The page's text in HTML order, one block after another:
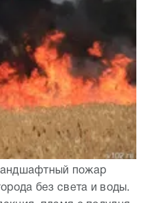
пожар
без света и воды.